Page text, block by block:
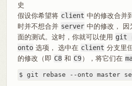
史
假设你希望将 client 中的修改合并
时并不想合并 server 中的修改， 因
面的测试。这时，你就可以使用 git
onto 选项， 选中在 client 分支里
的修改（即 C8 和 C9 ），将它们在
$ git rebase --onto master